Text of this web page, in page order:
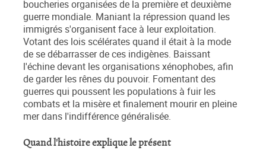
boucheries organisées de la première et deuxième
guerre mondiale. Maniant la répression quand les
immigrés s'organisent face à leur exploitation.
Votant des lois scélérates quand il était à la mode
de se débarrasser de ces indigènes. Baissant
l'échine devant les organisations xénophobes, afin
de garder les rênes du pouvoir. Fomentant des
guerres qui poussent les populations à fuir les
combats et la misère et finalement mourir en pleine
mer dans l'indifférence généralisée.
Quand l'histoire explique le présent